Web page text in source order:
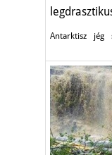
Antarktisz jég